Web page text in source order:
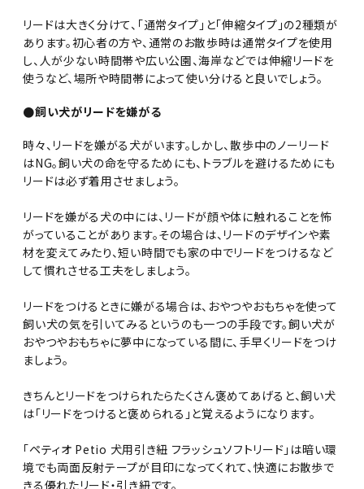
リードは大きく分けて、「通常タイプ」と「伸縮タイプ」の2種類が
あります。初心者の方や、通常のお散歩時は通常タイプを使用
し、人が少ない時間帯や広い公園、海岸などでは伸縮リードを
使うなど、場所や時間帯によって使い分けると良いでしょう。
●飼い犬がリードを嫌がる
時々、リードを嫌がる犬がいます。しかし、散歩中のノーリード
はNG。飼い犬の命を守るためにも、トラブルを避けるためにも
リードは必ず着用させましょう。
リードを嫌がる犬の中には、リードが顔や体に触れることを怖
がっていることがあります。その場合は、リードのデザインや素
材を変えてみたり、短い時間でも家の中でリードをつけるなど
して慣れさせる工夫をしましょう。
リードをつけるときに嫌がる場合は、おやつやおもちゃを使って
飼い犬の気を引いてみるというのも一つの手段です。飼い犬が
おやつやおもちゃに夢中になっている間に、手早くリードをつけ
ましょう。
きちんとリードをつけられたらたくさん褒めてあげると、飼い犬
は「リードをつけると褒められる」と覚えるようになります。
「ペティオ Petio 犬用引き紐 フラッシュソフトリード」は暗い環
境でも両面反射テープが目印になってくれて、快適にお散歩で
きる優れたリード・引き紐です。